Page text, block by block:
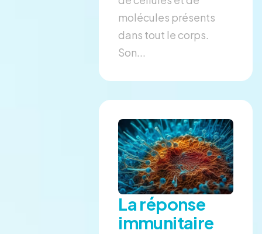
molécules présents
dans tout le corps.
Son...
La réponse
immunitaire